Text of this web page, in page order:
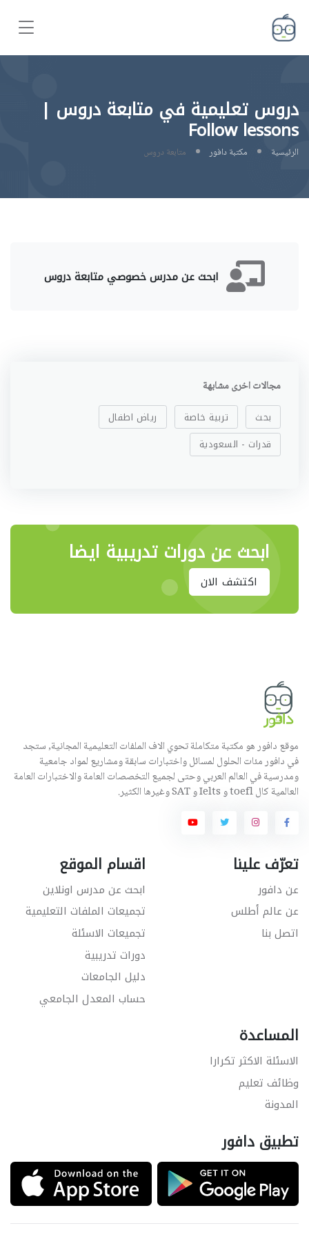
دروس تعليمية في متابعة دروس |
Follow lessons
الرئيسية مكتبة دافور متابعة دروس
ابحث عن مدرس خصوصي متابعة دروس
مجالات اخرى مشابهة
بحث تربية خاصة
رياض اطفال
قدرات - السعودية
ابحث عن دورات تدريبية ايضا
اكتشف الان
موقع دافور هو مكتبة متكاملة تحوي الاف الملفات التعليمية المجانية, ستجد
في دافور مئات الحلول لمسائل واختبارات سابقة ومشاريع لمواد جامعية
ومدرسية في العالم العربي وحتى لجميع التخصصات العامة والاختبارات العامة
العالمية كال toefl و Ielts و SAT وغيرها الكثير.
تعرّف علينا
عن دافور
عن عالم أطلس
اتصل بنا
اقسام الموقع
ابحث عن مدرس اونلاين
تجميعات الملفات التعليمية
تجميعات الاسئلة
دورات تدريبية
دليل الجامعات
حساب المعدل الجامعي
المساعدة
الاسئلة الاكثر تكرارا
وظائف تعليم
المدونة
تطبيق دافور